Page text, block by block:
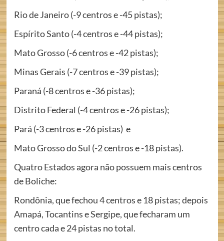
Rio de Janeiro (-9 centros e -45 pistas);
Espírito Santo (-4 centros e -44 pistas);
Mato Grosso (-6 centros e -42 pistas);
Minas Gerais (-7 centros e -39 pistas);
Paraná (-8 centros e -36 pistas);
Distrito Federal (-4 centros e -26 pistas);
Pará (-3 centros e -26 pistas) e
Mato Grosso do Sul (-2 centros e -18 pistas).
Quatro Estados agora não possuem mais centros
de Boliche:
Rondônia, que fechou 4 centros e 18 pistas; depois
Amapá, Tocantins e Sergipe, que fecharam um
centro cada e 24 pistas no total.